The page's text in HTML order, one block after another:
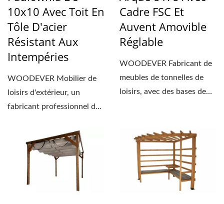
10x10 Avec Toit En
Tôle D'acier
Résistant Aux
Intempéries
WOODEVER Mobilier de
loisirs d'extérieur, un
fabricant professionnel de
Cadre FSC Et
Auvent Amovible
Réglable
WOODEVER Fabricant de
meubles de tonnelles de
loisirs, avec des bases de